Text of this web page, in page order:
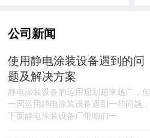
公司新闻
使用静电涂装设备遇到的问
题及解决方案
静电涂装设备的运用规划越来越广，但
一同运用静电涂装设备遇到一些问题，
下面静电涂装设备厂带咱们一